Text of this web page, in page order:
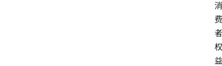
消
费
者
权
益